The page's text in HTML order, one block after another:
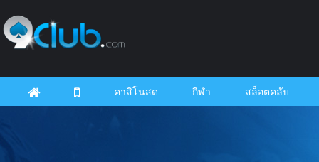
คาสิโนสด กีฬา สล็อตคลับ